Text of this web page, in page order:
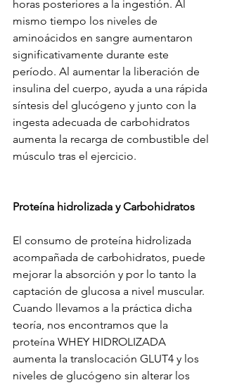
horas posteriores a la ingestión. Al
mismo tiempo los niveles de
aminoácidos en sangre aumentaron
significativamente durante este
período. Al aumentar la liberación de
insulina del cuerpo, ayuda a una rápida
síntesis del glucógeno y junto con la
ingesta adecuada de carbohidratos
aumenta la recarga de combustible del
músculo tras el ejercicio.
Proteína hidrolizada y Carbohidratos
El consumo de proteína hidrolizada
acompañada de carbohidratos, puede
mejorar la absorción y por lo tanto la
captación de glucosa a nivel muscular.
Cuando llevamos a la práctica dicha
teoría, nos encontramos que la
proteína WHEY HIDROLIZADA
aumenta la translocación GLUT4 y los
niveles de glucógeno sin alterar los